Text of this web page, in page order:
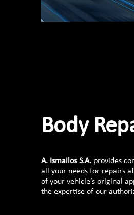
Body
A. Ismailos S.A. provides
all your needs for repairs
of your vehicle’s original
the expertise of our